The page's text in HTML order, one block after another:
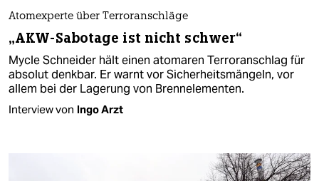
Atomexperte über Terroranschläge
„AKW-Sabotage ist nicht schwer“
Mycle Schneider hält einen atomaren Terroranschlag für
absolut denkbar. Er warnt vor Sicherheitsmängeln, vor
allem bei der Lagerung von Brennelementen.
Interview von Ingo Arzt